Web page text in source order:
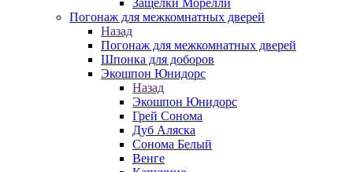
Защелки Морелли
Погонаж для межкомнатных дверей
Назад
Погонаж для межкомнатных дверей
Шпонка для доборов
Экошпон Юнидорс
Назад
Экошпон Юнидорс
Грей Сонома
Дуб Аляска
Сонома Белый
Венге